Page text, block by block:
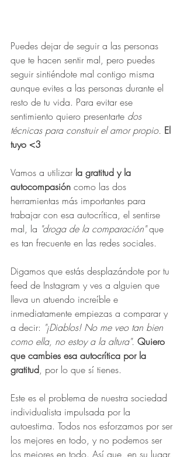
Puedes dejar de seguir a las personas
que te hacen sentir mal, pero puedes
seguir sintiéndote mal contigo misma
aunque evites a las personas durante el
resto de tu vida. Para evitar ese
sentimiento quiero presentarte dos
técnicas para construir el amor propio. El
tuyo <3
Vamos a utilizar la gratitud y la
autocompasión como las dos
herramientas más importantes para
trabajar con esa autocrítica, el sentirse
mal, la "droga de la comparación" que
es tan frecuente en las redes sociales.
Digamos que estás desplazándote por tu
feed de Instagram y ves a alguien que
lleva un atuendo increíble e
inmediatamente empiezas a comparar y
a decir: "¡Diablos! No me veo tan bien
como ella, no estoy a la altura". Quiero
que cambies esa autocrítica por la
gratitud, por lo que sí tienes.
Este es el problema de nuestra sociedad
individualista impulsada por la
autoestima. Todos nos esforzamos por ser
los mejores en todo, y no podemos ser
los mejores en todo. Así que, en su lugar,